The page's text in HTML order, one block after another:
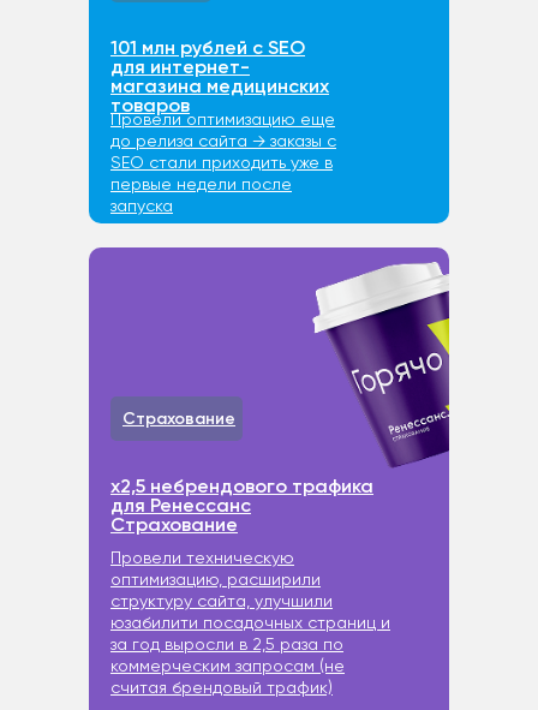
х2,5 небрендового трафика
для Ренессанс
Страхование
Провели техническую
оптимизацию, расширили
структуру сайта, улучшили
юзабилити посадочных страниц и
за год выросли в 2,5 раза по
коммерческим запросам (не
считая брендовый трафик)
Страхование
101 млн рублей с SEO
для интернет-
магазина медицинских
товаров
Провели оптимизацию еще
до релиза сайта → заказы с
SEO стали приходить уже в
первые недели после
запуска